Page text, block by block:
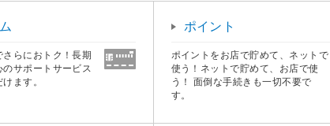
らにおトク！長期
サポートサービス
ます。
ポイント
ポイントをお店で貯めて、ネットで
使う！ネットで貯めて、お店で使
う！ 面倒な手続きも一切不要で
す。